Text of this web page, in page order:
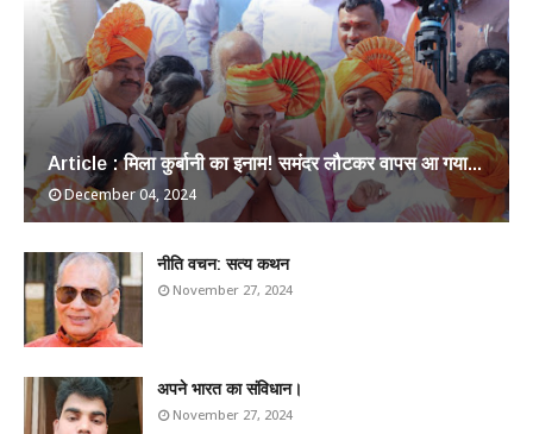
Article : मिला कुर्बानी का इनाम! समंदर लौटकर वापस आ गया...
December 04, 2024
​नीति वचन: सत्य कथन
November 27, 2024
अपने भारत का संविधान।
November 27, 2024